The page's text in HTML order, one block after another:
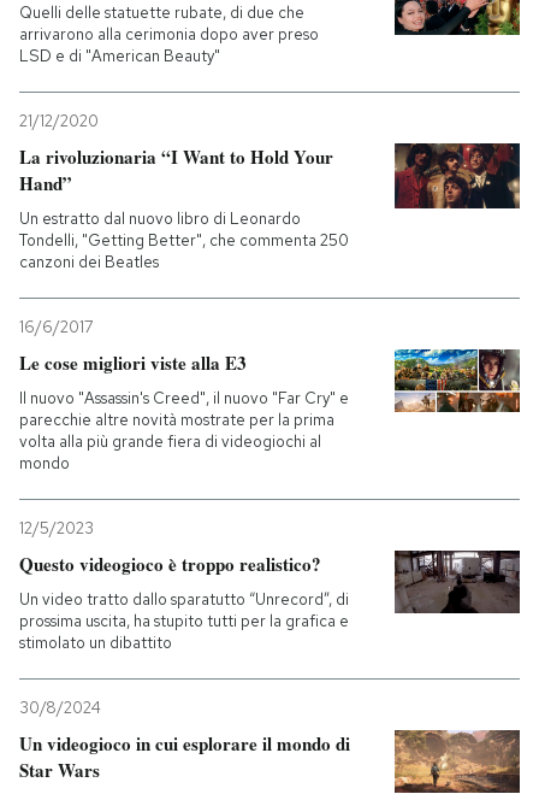
AREA PERSONALE
Quelli delle statuette rubate, di due che
arrivarono alla cerimonia dopo aver preso
LSD e di "American Beauty"
21/12/2020
La rivoluzionaria “I Want to Hold Your
Hand”
Un estratto dal nuovo libro di Leonardo
Tondelli, "Getting Better", che commenta 250
canzoni dei Beatles
16/6/2017
Le cose migliori viste alla E3
Il nuovo "Assassin's Creed", il nuovo "Far Cry" e
parecchie altre novità mostrate per la prima
volta alla più grande fiera di videogiochi al
mondo
12/5/2023
Questo videogioco è troppo realistico?
Un video tratto dallo sparatutto “Unrecord”, di
prossima uscita, ha stupito tutti per la grafica e
stimolato un dibattito
30/8/2024
Un videogioco in cui esplorare il mondo di
Star Wars